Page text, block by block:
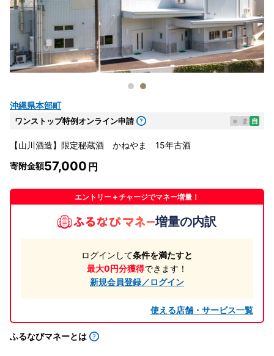
沖縄県本部町
ワンストップ特例オンライン申請 e ま 自
【山川酒造】限定秘蔵酒 かねやま 15年古酒
寄附金額57,000
エントリー＋チャージでマネー増量！
増量の内訳
ログインして条件を満たすと
最大0円分獲得できます！
新規会員登録／ログイン
使える店舗・サービス一覧
ふるなびマネーとは